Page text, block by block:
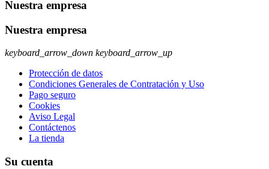
Nuestra empresa
Nuestra empresa
keyboard_arrow_down keyboard_arrow_up
Protección de datos
Condiciones Generales de Contratación y Uso
Pago seguro
Cookies
Aviso Legal
Contáctenos
La tienda
Su cuenta